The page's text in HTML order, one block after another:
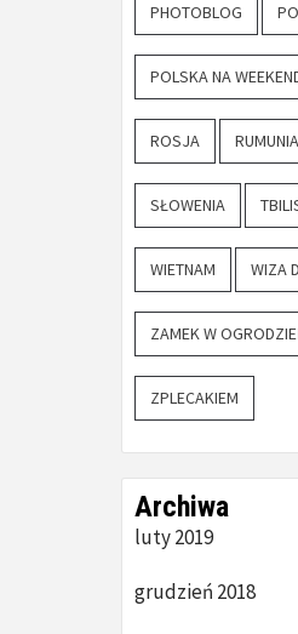
PHOTOBLOG
POLSKA NA
ROSJA RUMUNIA
SŁOWENIA
WIETNAM WIZA
ZAMEK W
ZPLECAKIEM
Archiwa
luty 2019
grudzień 2018